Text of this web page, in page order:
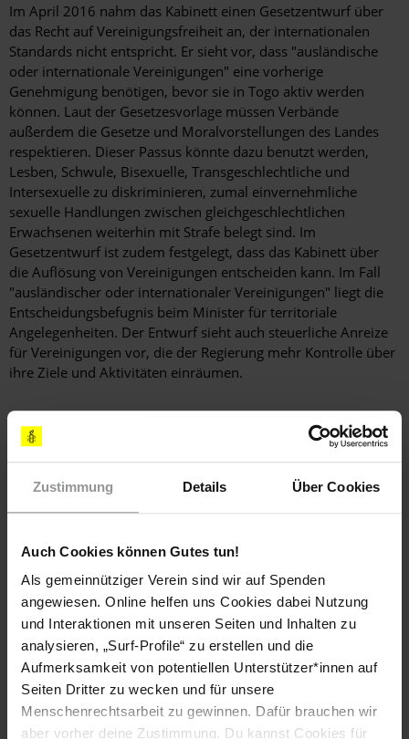
Zustimmung Details Über Cookies
Auch Cookies können Gutes tun!
Als gemeinnütziger Verein sind wir auf Spenden
angewiesen. Online helfen uns Cookies dabei Nutzung
und Interaktionen mit unseren Seiten und Inhalten zu
analysieren, „Surf-Profile“ zu erstellen und die
Aufmerksamkeit von potentiellen Unterstützer*innen auf
Seiten Dritter zu wecken und für unsere
Menschenrechtsarbeit zu gewinnen. Dafür brauchen wir
aber vorher deine Zustimmung. Du kannst Cookies für
Im April 2016 nahm das Kabinett einen Gesetzentwurf über
das Recht auf Vereinigungsfreiheit an, der internationalen
Standards nicht entspricht. Er sieht vor, dass "ausländische
oder internationale Vereinigungen" eine vorherige
Genehmigung benötigen, bevor sie in Togo aktiv werden
können. Laut der Gesetzesvorlage müssen Verbände
außerdem die Gesetze und Moralvorstellungen des Landes
respektieren. Dieser Passus könnte dazu benutzt werden,
Lesben, Schwule, Bisexuelle, Transgeschlechtliche und
Intersexuelle zu diskriminieren, zumal einvernehmliche
sexuelle Handlungen zwischen gleichgeschlechtlichen
Erwachsenen weiterhin mit Strafe belegt sind. Im
Gesetzentwurf ist zudem festgelegt, dass das Kabinett über
die Auflösung von Vereinigungen entscheiden kann. Im Fall
"ausländischer oder internationaler Vereinigungen" liegt die
Entscheidungsbefugnis beim Minister für territoriale
Angelegenheiten. Der Entwurf sieht auch steuerliche Anreize
für Vereinigungen vor, die der Regierung mehr Kontrolle über
ihre Ziele und Aktivitäten einräumen.
STRAFLOSIGKEIT
Menschenrechtsverletzungen.
Zugangs zu Informationen und amtlichen Unterlagen
Rechenschaftspflicht hergestellt werden sollte. Doch im April
billigte die Nationalversammlung ein neues
Militärjustizgesetz, das der Straflosigkeit weiter Vorschub
leisten wird, indem es Militärgerichten die Befugnis einräumt,
gegen Militärangehörige, die gewöhnliche Straftaten
begangen haben – einschließlich Vergewaltigung und Folter –,
zu ermitteln und über sie Urteil zu sprechen. Der
Zuständigkeitsbereich der Militärgerichte erstreckte sich auch